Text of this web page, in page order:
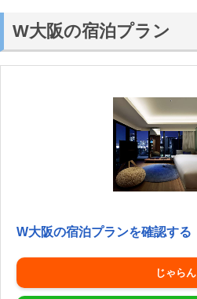
W大阪の宿泊プラン
W大阪の宿泊プランを確認する
じゃらん